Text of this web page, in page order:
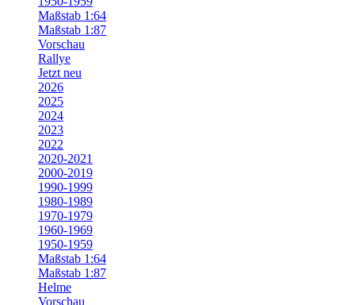
Maßstab 1:64
Maßstab 1:87
Vorschau
Rallye
Jetzt neu
2026
2025
2024
2023
2022
2020-2021
2000-2019
1990-1999
1980-1989
1970-1979
1960-1969
1950-1959
Maßstab 1:64
Maßstab 1:87
Helme
Vorschau